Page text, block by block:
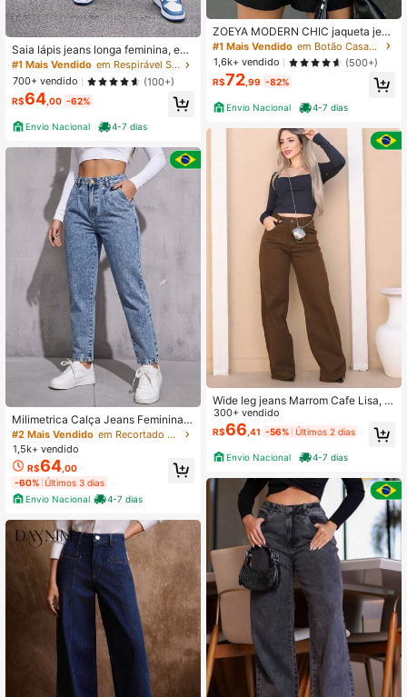
Saia lápis jeans longa feminina, esti
lo casual com fendas laterais, bolso
s e fechamento com zíper e botão,
perfeita para looks do dia a dia.
#1 Mais Vendido
em Respirável Saias Femininas Jeans
700+ vendido
(100+)
R$64 ,00 -62%
Envio Nacional 4-7 dias
Milimetrica Calça Jeans Feminina
Mom Básica Confortável Elegante
Cos Alto Sem Elastano Com Bolso p
erna larga
#2 Mais Vendido
em Recortado Jeans Feminino
1,5k+ vendido
R$64,00
-60% Últimos 3 dias
Envio Nacional
4-7 dias
ZOEYA MODERN CHIC jaqueta jean
s feminina casaco blusa casaco bul
sas feminina de frio manga longa 0
063
#1 Mais Vendido
em Botão Casacos Femininos Jeans
1,6k+ vendido
(500+)
R$72 ,99 -82%
Envio Nacional 4-7 dias
Wide leg jeans Marrom Cafe Lisa, q
ualidade Premium, cintura alta, vest
e bem.
300+ vendido
R$66 ,41 -56% Últimos 2 dias
Envio Nacional 4-7 dias